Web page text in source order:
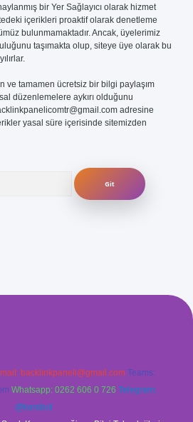
bir Yer Sağlayıcı olarak hizmet
içerikleri proaktif olarak denetleme
bulunmamaktadır. Ancak, üyelerimiz
taşımakta olup, siteye üye olarak bu
ve tamamen ücretsiz bir bilgi paylaşım
düzenlemelere aykırı olduğunu
adresine
yasal süre içerisinde sitemizden
backlinkpaneli@gmail.com Teams:
Whatsapp: 0262 606 0 726 Telegram:
@karabul